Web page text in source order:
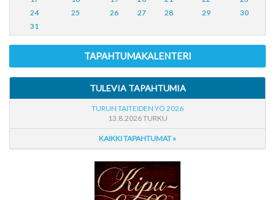
24
25 26 27 28 29
30
31
TAPAHTUMAKALENTERI
TULEVIA TAPAHTUMIA
TURUN TAITEIDEN YÖ 2026
13.8.2026 TURKU
KAIKKI TAPAHTUMAT »